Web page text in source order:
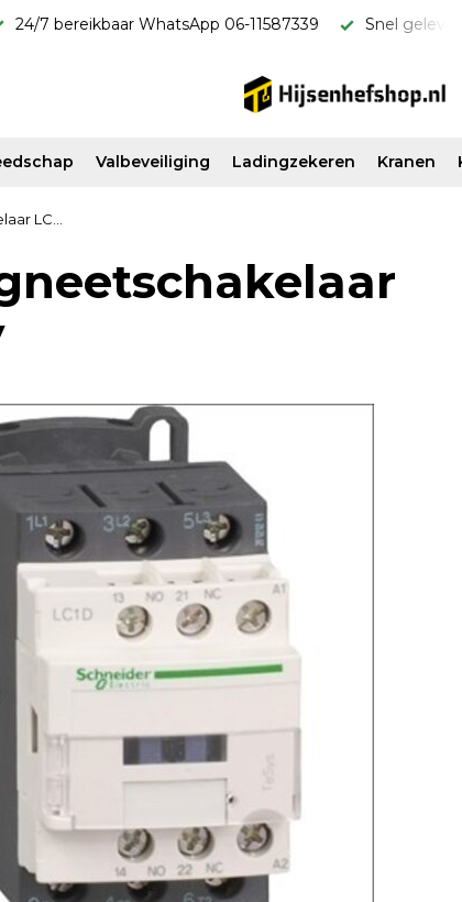
Snel geleverd & scherp van prijs! Vanaf €500 ex.
Valbeveiliging Ladingzekeren Kranen
LC...